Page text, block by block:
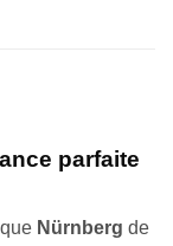
parfaite
Nürnberg de